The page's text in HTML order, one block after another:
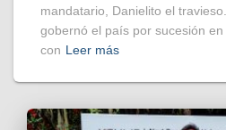
mandatario, Danielito el
gobernó el país por sucesión
con Leer más